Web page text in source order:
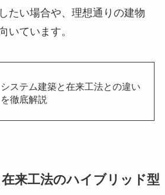
たい場合や、理想通りの建物
いています。
システム建築と在来工法との違い
を徹底解説
来工法のハイブリッド型